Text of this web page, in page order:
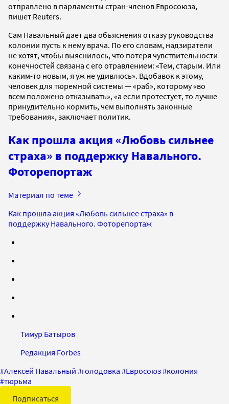
отправлено в парламенты стран-членов Евросоюза,
пишет Reuters.
Сам Навальный дает два объяснения отказу руководства
колонии пусть к нему врача. По его словам, надзиратели
не хотят, чтобы выяснилось, что потеря чувствительности
конечностей связана с его отравлением: «Тем, старым. Или
каким-то новым, я уж не удивлюсь». Вдобавок к этому,
человек для тюремной системы — «раб», которому «во
всем положено отказывать», «а если протестует, то лучше
принудительно кормить, чем выполнять законные
требования», заключает политик.
Как прошла акция «Любовь сильнее
страха» в поддержку Навального.
Фоторепортаж
Материал по теме
Как прошла акция «Любовь сильнее страха» в
поддержку Навального. Фоторепортаж
Тимур Батыров
Редакция Forbes
#Алексей Навальный #голодовка #Евросоюз#колония
#тюрьма
Подписаться